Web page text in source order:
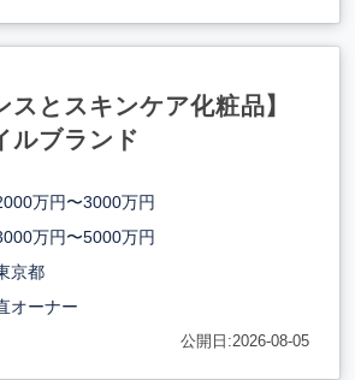
スとスキンケア化粧品】
ルブランド
万円〜3000万円
万円〜5000万円
京都
オーナー
公開日:2026-08-05